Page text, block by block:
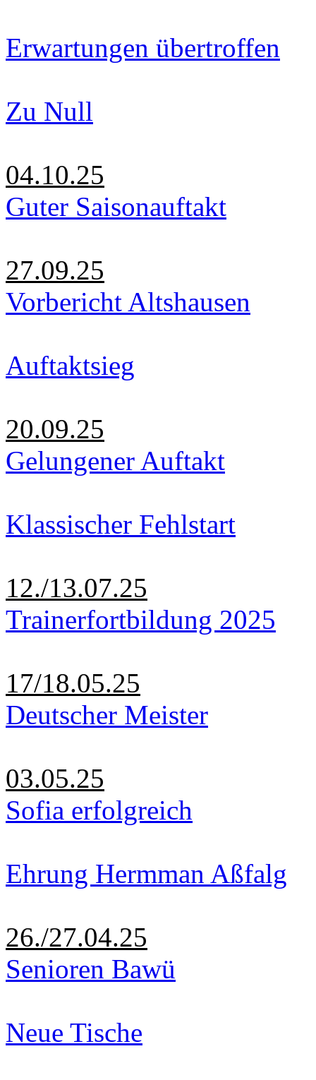
Erwartungen übertroffen
Zu Null
04.10.25
Guter Saisonauftakt
27.09.25
Vorbericht Altshausen
Auftaktsieg
20.09.25
Gelungener Auftakt
Klassischer Fehlstart
12./13.07.25
Trainerfortbildung 2025
17/18.05.25
Deutscher Meister
03.05.25
Sofia erfolgreich
Ehrung Hermman Aßfalg
26./27.04.25
Senioren Bawü
Neue Tische